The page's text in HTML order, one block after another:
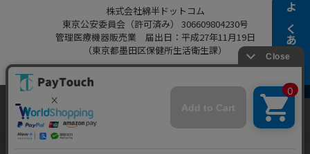
よくある質問
株式会社綿半ドットコム
東京公安委員会（許可済み） 306609804230号
管理医療機器販売業 届出日：平成27年11月19日
（東京都墨田区保健所生活衛生課）
Copyright 2022
Powered by Watahan Partners Co., Ltd.
当ウェブサイトでは、お客様により良いサービス
をご提供するため、クッキーを利用しています。
サイト利用を継続することにより、クッキーの使
同意する